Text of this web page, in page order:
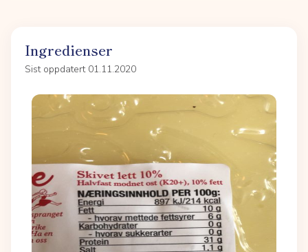
Ingredienser
Sist oppdatert 01.11.2020